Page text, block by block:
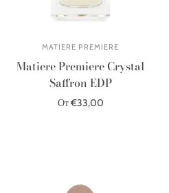
MATIERE PREMIERE
Matiere Premiere Crystal
Saffron EDP
От €33,00